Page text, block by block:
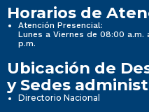
Horarios de
Atención Presencial:
Lunes a Viernes de 08:00 a.m.
p.m.
Ubicación de
y Sedes
Directorio Nacional